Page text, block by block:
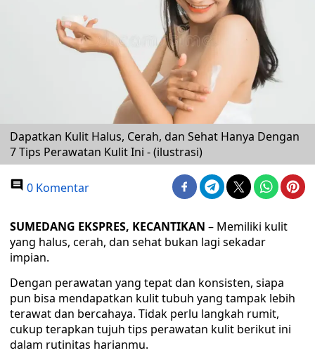
Dapatkan Kulit Halus, Cerah, dan Sehat Hanya Dengan
7 Tips Perawatan Kulit Ini - (ilustrasi)
0 Komentar
SUMEDANG EKSPRES, KECANTIKAN – Memiliki kulit
yang halus, cerah, dan sehat bukan lagi sekadar
impian.
Dengan perawatan yang tepat dan konsisten, siapa
pun bisa mendapatkan kulit tubuh yang tampak lebih
terawat dan bercahaya. Tidak perlu langkah rumit,
cukup terapkan tujuh tips perawatan kulit berikut ini
dalam rutinitas harianmu.